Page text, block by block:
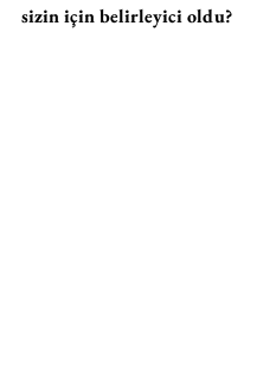
sizin için belirleyici oldu?